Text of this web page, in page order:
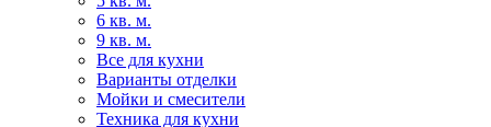
6 кв. м.
9 кв. м.
Все для кухни
Варианты отделки
Мойки и смесители
Техника для кухни